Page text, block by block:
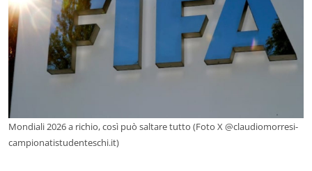
Mondiali 2026 a richio, così può saltare tutto (Foto X @claudiomorresi-
campionatistudenteschi.it)